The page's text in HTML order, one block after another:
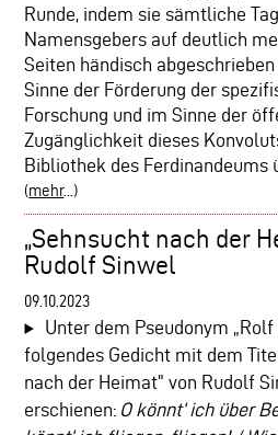
Runde, indem sie sämtliche
Namensgebers auf deutlich
Seiten händisch
Sinne der Förderung der
Forschung und im Sinne der
Zugänglichkeit dieses
Bibliothek des Ferdinandeums
(mehr...)
„Sehnsucht nach der
Rudolf Sinwel
09.10.2023
Unter dem Pseudonym „Rolf
folgendes Gedicht mit dem
nach der Heimat" von Rudolf
erschienen: O könnt‘ ich über